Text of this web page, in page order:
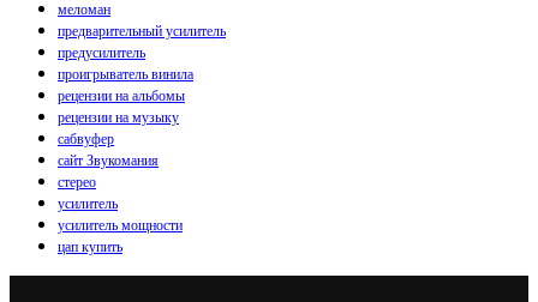
меломан
предварительный усилитель
предусилитель
проигрыватель винила
рецензии на альбомы
рецензии на музыку
сабвуфер
сайт Звукомания
стерео
усилитель
усилитель мощности
цап купить